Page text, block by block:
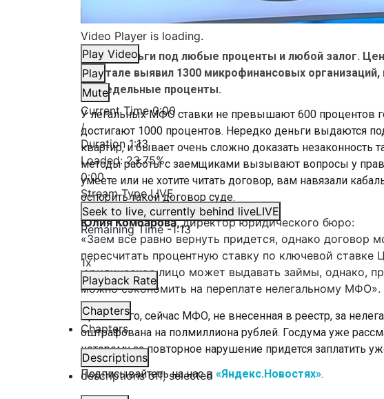
Video Player is loading.
Play Video
Play
Mute
Current Time0:00
/
Duration1:13
Loaded:23.75%
0:00
Stream TypeLIVE
Seek to live, currently behind liveLIVE
Remaining Time-1:13
1x
Playback Rate
Chapters
Chapters
Descriptions
descriptions off, selected
Дайте деньги под любые проценты и любой залог.
квартале выявил 1300 микрофинансовых
запредельные проценты.
У легальных МФО ставки не превышают 600 процентов
достигают 1000 процентов. Нередко деньги выдаются
квартир, и бывает очень сложно доказать незаконность
методы работы с заемщиками вызывают вопросы у
умеете или не хотите читать договор, вам навязали
оспорить такой договор суде.
Юлия Комбарова,директор юридического бюро:
«Заем все равно вернуть придется, однако договор
пересчитать процентную ставку по ключевой ставке
юридическое лицо может выдавать займы, однако,
можно сэкономить на переплате нелегальному МФО».
Кроме того, сейчас МФО, не внесенная в реестр, за
оштрафована на полмиллиона рублей. Госдума уже
которому за повторное нарушение придется заплатить
Подписывайтесь на нас в «Яндекс.Новостях».